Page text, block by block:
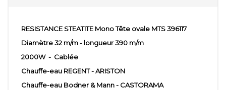
RESISTANCE STEATITE Mono Tête ovale MTS 396117
Diamètre 32 m/m - longueur 390 m/m
2000W - Cablée
Chauffe-eau REGENT - ARISTON
Chauffe-eau Bodner & Mann - CASTORAMA